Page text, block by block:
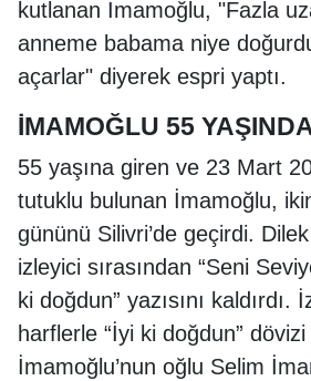
kutlanan İmamoğlu, "Fazla
anneme babama niye
açarlar" diyerek espri yaptı.
İMAMOĞLU 55
55 yaşına giren ve 23 Mart
tutuklu bulunan İmamoğlu,
gününü Silivri’de geçirdi.
izleyici sırasından “Seni
ki doğdun” yazısını kaldırdı.
harflerle “İyi ki doğdun”
İmamoğlu’nun oğlu Selim